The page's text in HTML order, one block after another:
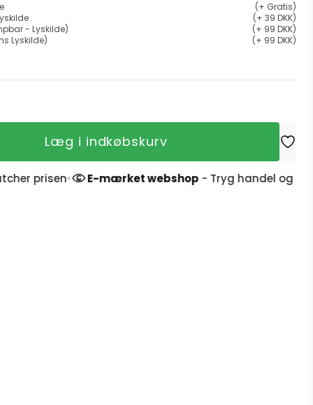
(+ Gratis)
(+ 39 DKK)
- Lyskilde)
(+ 99 DKK)
Lyskilde)
(+ 99 DKK)
Læg i indkøbskurv
prisen E-mærket webshop- Tryg handel og 4,9